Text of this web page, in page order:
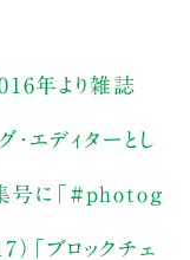
年より雑誌
・エディターとし
号に「#photog
「ブロックチェ